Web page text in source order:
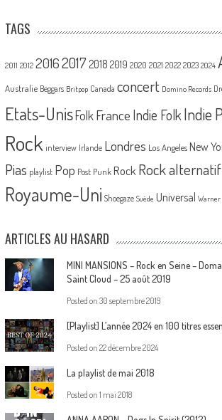
TAGS
2011 2012 20162017 2018 2019 2020 2021 2022 2023 2024
Australie Beggars Britpop Canada concert Domino Records
Etats-UnisFolk France Indie FolkIndie
Rock interview Irlande Londres Los Angeles New
Pias playlist Pop Post Punk Rock Rock alternatif
Royaume-Uni Shoegaze Suède Universal Warner
ARTICLES AU HASARD
MINI MANSIONS – Rock en Seine –
Saint Cloud – 25 août 2019
Posted on 30 septembre 2019
[Playlist] L’année 2024 en 100 titres
Posted on 22 décembre 2024
La playlist de mai 2018
Posted on 1 mai 2018